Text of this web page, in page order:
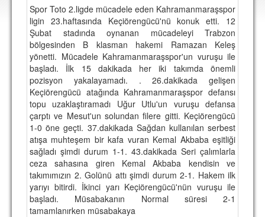
DEPLASMAN
LİSANSLI ÜRÜNLER
MULTİMEDYA
FOTOĞRAF & VİDEOLAR
MARŞ & TEZAHÜRATLAR
KULÜP
AMBLEM
SPOR TESİSLERİ
YÖNETİM KURULU
Spor Toto 2.ligde mücadele eden Kahramanmaraşspor
ligin 23.haftasında Keçiörengücü'nü konuk etti. 12
Şubat stadında oynanan mücadeleyi Trabzon
bölgesinden B klasman hakemi Ramazan Keleş
yönetti. Mücadele Kahramanmaraşspor'un vuruşu ile
başladı. İlk 15 dakikada her iki takımda önemli
pozisyon yakalayamadı. . 26.dakikada gelişen
Keçiörengücü atağında Kahramanmaraşspor defansı
topu uzaklaştıramadı Uğur Utlu'un vuruşu defansa
çarptı ve Mesut'un solundan filere gitti. Keçiörengücü
1-0 öne geçti. 37.dakikada Sağdan kullanılan serbest
atışa muhteşem bir kafa vuran Kemal Akbaba eşitliği
sağladı şimdi durum 1-1. 43.dakikada Seri çalımlarla
ceza sahasına giren Kemal Akbaba kendisin ve
takımımızın 2. Golünü attı şimdi durum 2-1. Hakem ilk
yarıyı bitirdi. İkinci yarı Keçiörengücü'nün vuruşu ile
başladı. Müsabakanın Normal süresi 2-1
tamamlanırken müsabakaya